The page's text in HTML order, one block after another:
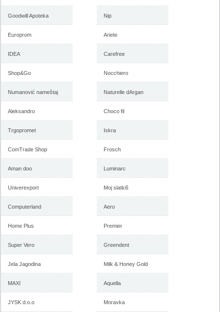
namestaja maj 2018
-istekla akcija-
-istekla akcija-
Goodwill Apoteka
Europrom
IDEA
Shop&Go
Numanović nameštaj
Aleksandro
Trgopromet
ComTrade Shop
Aman doo
Univerexport
Computerland
Home Plus
Super Vero
Jela Jagodina
MAXI
JYSK d.o.o
Nip
Ariete
Carefree
Nocchiero
Naturelle dArgan
Choco fil
Iskra
Frosch
Luminarc
Moj slatkiš
Aero
Premier
Greendent
Milk & Honey Gold
Aquella
Moravka